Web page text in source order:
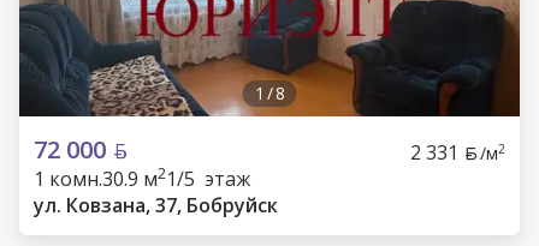
1 /8
72 000 2 331 /м2
1 комн.30.9 м21/5 этаж
ул. Ковзана, 37, Бобруйск